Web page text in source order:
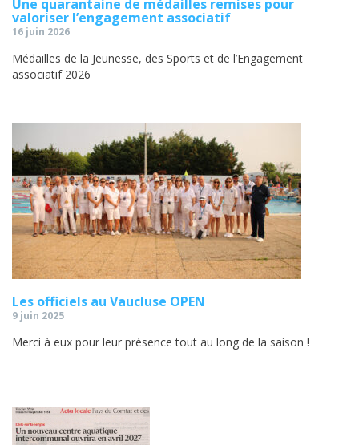
Une quarantaine de médailles remises pour
valoriser l’engagement associatif
16 juin 2026
Médailles de la Jeunesse, des Sports et de l’Engagement
associatif 2026
Les officiels au Vaucluse OPEN
9 juin 2025
Merci à eux pour leur présence tout au long de la saison !